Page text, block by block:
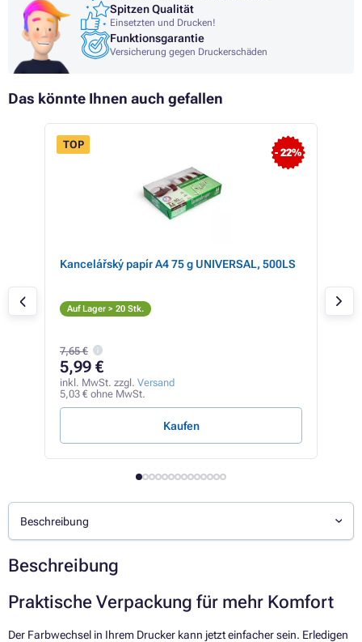
Spitzen Qualität
Einsetzten und Drucken!
Funktionsgarantie
Versicherung gegen Druckerschäden
Das könnte Ihnen auch gefallen
- 22%
TOP
Kancelářský papír A4 75 g UNIVERSAL, 500LS
Auf Lager > 20 Stk.
7,65 €
5,99 €
inkl. MwSt. zzgl. Versand
5,03 € ohne MwSt.
Kaufen
Beschreibung
Beschreibung
Praktische Verpackung für mehr Komfort
Der Farbwechsel in Ihrem Drucker kann jetzt einfacher sein. Erledigen